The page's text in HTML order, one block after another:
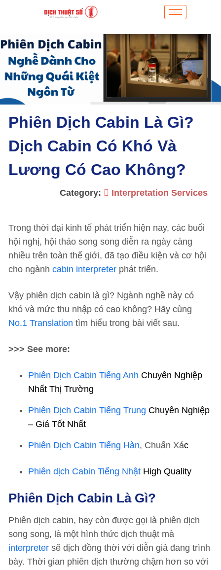
Phiên Dịch Cabin Là Gì?
Dịch Cabin Có Khó Và
Lương Có Cao Không?
Category: Interpretation Services
Trong thời đại kinh tế phát triển hiện nay, các buổi
hội nghị, hội thảo song song diễn ra ngày càng
nhiều trên toàn thế giới, đã tạo điều kiện và cơ hội
cho ngành cabin interpreter phát triển.
Vậy phiên dịch cabin là gì? Ngành nghề này có
khó và mức thu nhập có cao không? Hãy cùng
No.1 Translation tìm hiểu trong bài viết sau.
>>> See more:
Phiên Dịch Cabin Tiếng Anh Chuyên Nghiệp
Nhất Thị Trường
Phiên Dịch Cabin Tiếng Trung Chuyên Nghiệp
– Giá Tốt Nhất
Phiên Dịch Cabin Tiếng Hàn, Chuẩn Xác
Phiên dịch Cabin Tiếng Nhật High Quality
Phiên Dịch Cabin Là Gì?
Phiên dịch cabin, hay còn được gọi là phiên dịch
song song, là một hình thức dịch thuật mà
interpreter sẽ dịch đồng thời với diễn giả đang trình
bày. Thời gian phiên dịch thường chậm hơn so với